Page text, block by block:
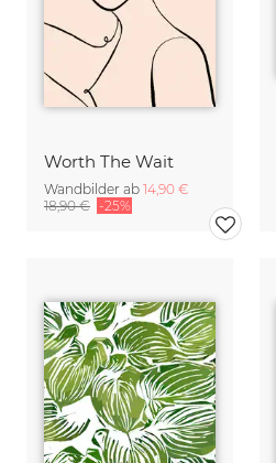
Worth The Wait
Wandbilder ab 14,90 €
18,90 € -25%